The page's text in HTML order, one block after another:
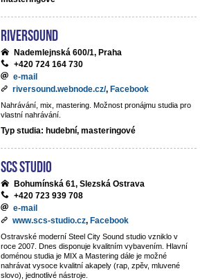
Riversound
Nademlejnská 600/1, Praha
+420 724 164 730
e-mail
riversound.webnode.cz/, Facebook
Nahrávání, mix, mastering. Možnost pronájmu studia pro
vlastní nahrávání.
Typ studia: hudební, masteringové
SCS Studio
Bohumínská 61, Slezská Ostrava
+420 723 939 708
e-mail
www.scs-studio.cz, Facebook
Ostravské moderní Steel City Sound studio vzniklo v
roce 2007. Dnes disponuje kvalitním vybavením. Hlavní
doménou studia je MIX a Mastering dále je možné
nahrávat vysoce kvalitní akapely (rap, zpěv, mluvené
slovo), jednotlivé nástroje.